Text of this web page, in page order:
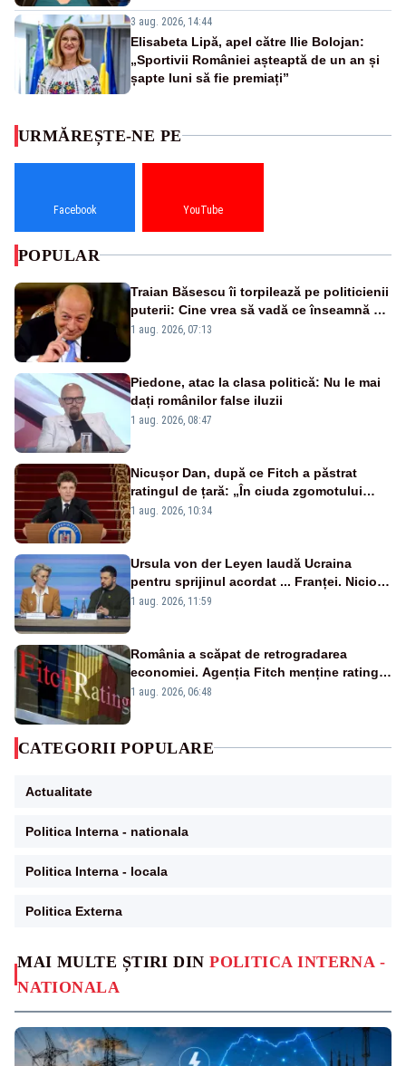
3 aug. 2026, 14:44
Elisabeta Lipă, apel către Ilie Bolojan:
„Sportivii României așteaptă de un an și
șapte luni să fie premiați”
MAI MULTE ȘTIRI DINPOLITICA INTERNA -
NATIONALA
URMĂREȘTE-NE PE
Facebook YouTube
POPULAR
Traian Băsescu îi torpilează pe politicienii
puterii: Cine vrea să vadă ce înseamnă să
fii prost, se uită la România
1 aug. 2026, 07:13
Piedone, atac la clasa politică: Nu le mai
dați românilor false iluzii
1 aug. 2026, 08:47
Nicușor Dan, după ce Fitch a păstrat
ratingul de țară: „În ciuda zgomotului
politic, România funcționează”
1 aug. 2026, 10:34
Ursula von der Leyen laudă Ucraina
pentru sprijinul acordat ... Franței. Nicio
reacție privind ajutorul energetic promis
1 aug. 2026, 11:59
România a scăpat de retrogradarea
economiei. Agenția Fitch menține ratingul
„BBB-” cu perspectivă negativă
1 aug. 2026, 06:48
CATEGORII POPULARE
Actualitate
Politica Interna - nationala
Politica Interna - locala
Politica Externa